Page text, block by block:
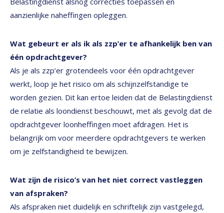
aanzienlijke naheffingen opleggen.
Wat gebeurt er als ik als zzp’er te afhankelijk ben van
één opdrachtgever?
Als je als zzp’er grotendeels voor één opdrachtgever
werkt, loop je het risico om als schijnzelfstandige te
worden gezien. Dit kan ertoe leiden dat de Belastingdienst
de relatie als loondienst beschouwt, met als gevolg dat de
opdrachtgever loonheffingen moet afdragen. Het is
belangrijk om voor meerdere opdrachtgevers te werken
om je zelfstandigheid te bewijzen.
Wat zijn de risico’s van het niet correct vastleggen
van afspraken?
Als afspraken niet duidelijk en schriftelijk zijn vastgelegd,